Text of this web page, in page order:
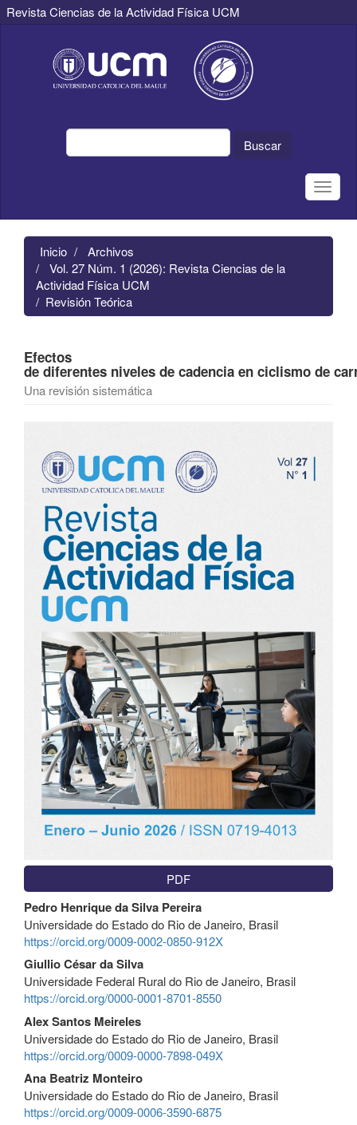
Revista Ciencias de la Actividad Física UCM
principal
Contenido
principal
Buscar
Toggle
Inicio
Archivos
Vol. 27 Núm. 1 (2026): Revista Ciencias de la
Actividad Física UCM
Revisión Teórica
Efectos
de diferentes niveles de cadencia en ciclismo de
Una revisión sistemática
artículo
PDF
Contenido
principal
del
artículo
Pedro Henrique da Silva Pereira
Universidade do Estado do Rio de Janeiro, Brasil
https://orcid.org/0009-0002-0850-912X
Giullio César da Silva
Universidade Federal Rural do Rio de Janeiro, Brasil
https://orcid.org/0000-0001-8701-8550
Alex Santos Meireles
Universidade do Estado do Rio de Janeiro, Brasil
https://orcid.org/0009-0000-7898-049X
Ana Beatriz Monteiro
Universidade do Estado do Rio de Janeiro, Brasil
https://orcid.org/0009-0006-3590-6875